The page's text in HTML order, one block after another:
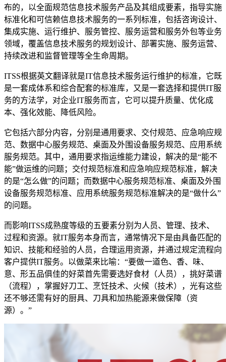
布的，以全面规范信息技术服务产品及其组成要素，指导实施
标准化和可信赖信息技术服务的一系列标准，包括咨询设计、
集成实施、运行维护、服务管控、服务运营和服务外包等业务
领域，覆盖信息技术服务的规划设计、部署实施、服务运营、
持续改进和监督管理等全生命周期。
ITSS根据英文翻译就是IT信息技术服务运行维护的标准，它既
是一套成体系和综合配套的标准库，又是一套选择和提供IT服
务的方法学，对企业IT服务而言，它可以提升质量、优化成
本、强化效能、降低风险。
它包括六部分内容，分别是通用要求、交付规范、应急响应规
范、数据中心服务规范、桌面及外围设备服务规范、应用系统
服务规范。其中，通用要求指运维能力建设，解决的是“能不
能”做运维的问题；交付规范标准和应急响应规范标准，解决
的是“怎么做”的问题；而数据中心服务规范标准、桌面及外围
设备服务规范标准、应用系统服务规范标准解决的是“做什么”
的问题。
而影响ITSS成熟度等级的五要素分别为人员、管理、技术、
过程和资源。就IT服务本身而言，通常情况下是由具备匹配的
知识、技能和经验的人员，合理运用资源，并通过规定流程向
客户提供IT服务。以做菜来比喻：“要做一道色、香、味、
意、形五品俱佳的好菜首先需要选好食材（人员），挑好菜谱
（流程），掌握好刀工、烹饪技术、火候（技术），光有这些
还不够还需有好的厨具、刀具和加热能源来做保障（资
源）。”